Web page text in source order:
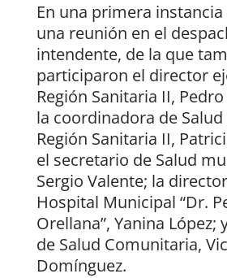
En una primera instancia
una reunión en el
intendente, de la que
participaron el director
Región Sanitaria II,
la coordinadora de
Región Sanitaria II,
el secretario de Salud
Sergio Valente; la
Hospital Municipal “Dr.
Orellana”, Yanina López;
de Salud Comunitaria,
Domínguez.